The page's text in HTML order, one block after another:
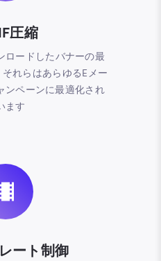
圧縮
ロードしたバナーの最
れらはあらゆるEメー
ンペーンに最適化され
ます
ート制御